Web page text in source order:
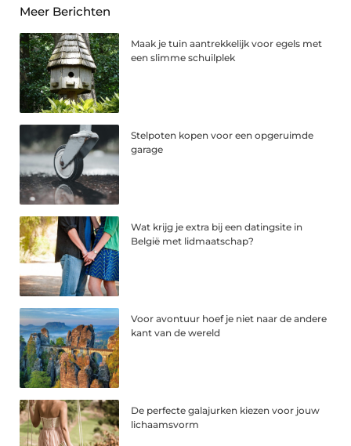
Meer Berichten
Maak je tuin aantrekkelijk voor egels met
een slimme schuilplek
Stelpoten kopen voor een opgeruimde
garage
Wat krijg je extra bij een datingsite in
België met lidmaatschap?
Voor avontuur hoef je niet naar de andere
kant van de wereld
De perfecte galajurken kiezen voor jouw
lichaamsvorm